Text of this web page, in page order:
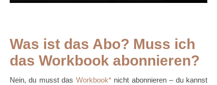
Was ist das Abo? Muss ich
das Workbook abonnieren?
Nein, du musst das Workbook nicht abonnieren – du kannst